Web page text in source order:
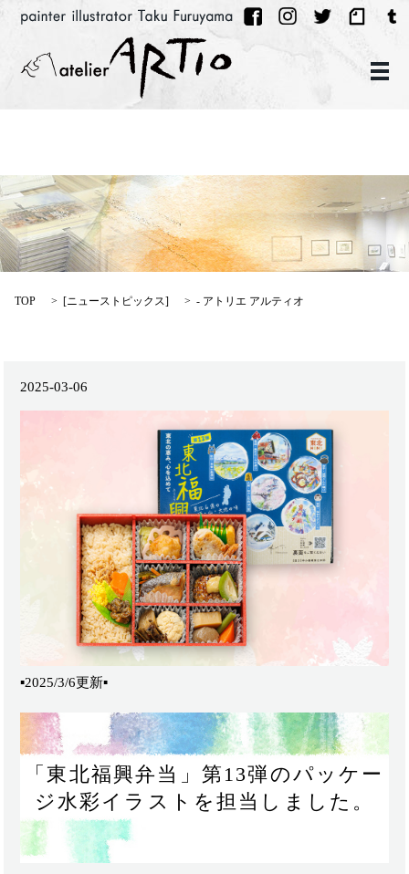
メ
TOP [ニューストピックス] - アトリエ アルティオ
2025-03-06
▪️2025/3/6更新▪️
「東北福興弁当」第13弾のパッケー
ジ水彩イラストを担当しました。